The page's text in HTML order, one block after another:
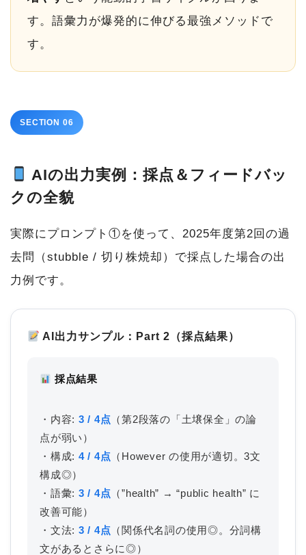
す。語彙力が爆発的に伸びる最強メソッドで
す。
SECTION 06
AIの出力実例：採点＆フィードバッ
クの全貌
実際にプロンプト①を使って、2025年度第2回の過
去問（stubble / 切り株焼却）で採点した場合の出
力例です。
AI出力サンプル：Part 2（採点結果）
採点結果
・内容: 3 / 4点 （第2段落の「土壌保全」の論
点が弱い）
・構成: 4 / 4点 （However の使用が適切。3文
構成◎）
・語彙: 3 / 4点 （”health” → “public health” に
改善可能）
・文法: 3 / 4点 （関係代名詞の使用◎。分詞構
文があるとさらに◎）